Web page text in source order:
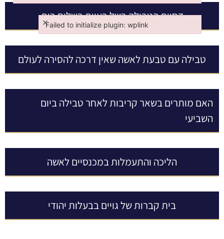
דחיית הטבילה בשל בעיות בשלום בית
טבילה עם טבעת לאשה שאין דרכה להסירה לעולם
האם מותרים בשאר קריבות לאחר טבילה ביום
השביעי
הליכה והתעמלות במכנסיים לאשה
בית קברות של גויים בבעלות יהודי
Failed to initialize plugin: wplink
×
Failed to initialize plugin: wplink
Failed to initialize plugin: wplink